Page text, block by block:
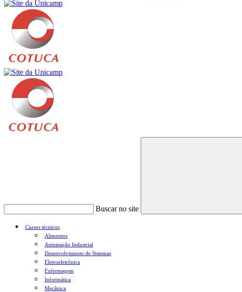
Buscar no site
Buscar
Cursos técnicos
Alimentos
Automação Industrial
Desenvolvimento de Sistemas
Eletroeletrônica
Enfermagem
Informática
Mecânica